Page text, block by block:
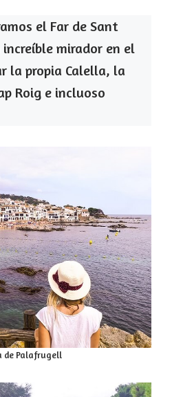
el Far de Sant
mirador en el
la propia Calella, la
Roig e incluoso
de Palafrugell